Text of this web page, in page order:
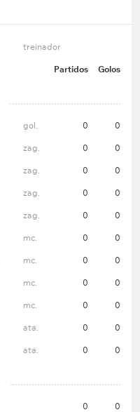
treinador
Partidos Golos
gol. 0 0
zag. 0 0
zag. 0 0
zag. 0 0
zag. 0 0
mc. 0 0
mc. 0 0
mc. 0 0
mc. 0 0
ata. 0 0
ata. 0 0
0 0